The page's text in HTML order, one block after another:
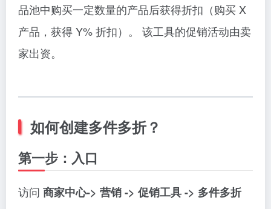
品池中购买一定数量的产品后获得折扣（购买 X
产品，获得 Y% 折扣）。 该工具的促销活动由卖
家出资。
如何创建多件多折？
第一步：入口
访问 商家中心-> 营销 -> 促销工具 -> 多件多折